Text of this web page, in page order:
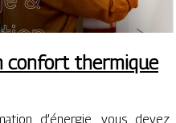
confort thermique
d’énergie, vous devez